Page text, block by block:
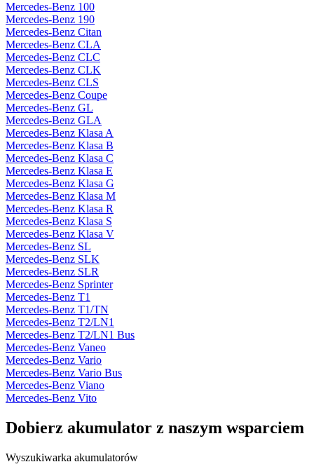
Mercedes-Benz 100
Mercedes-Benz 190
Mercedes-Benz Citan
Mercedes-Benz CLA
Mercedes-Benz CLC
Mercedes-Benz CLK
Mercedes-Benz CLS
Mercedes-Benz Coupe
Mercedes-Benz GL
Mercedes-Benz GLA
Mercedes-Benz Klasa A
Mercedes-Benz Klasa B
Mercedes-Benz Klasa C
Mercedes-Benz Klasa E
Mercedes-Benz Klasa G
Mercedes-Benz Klasa M
Mercedes-Benz Klasa R
Mercedes-Benz Klasa S
Mercedes-Benz Klasa V
Mercedes-Benz SL
Mercedes-Benz SLK
Mercedes-Benz SLR
Mercedes-Benz Sprinter
Mercedes-Benz T1
Mercedes-Benz T1/TN
Mercedes-Benz T2/LN1
Mercedes-Benz T2/LN1 Bus
Mercedes-Benz Vaneo
Mercedes-Benz Vario
Mercedes-Benz Vario Bus
Mercedes-Benz Viano
Mercedes-Benz Vito
Dobierz akumulator z naszym wsparciem
Wyszukiwarka akumulatorów